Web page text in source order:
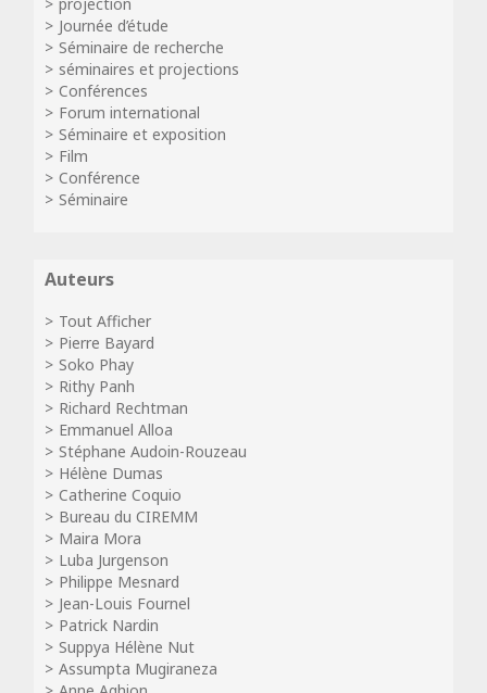
Journée d’étude
Séminaire de recherche
séminaires et projections
Conférences
Forum international
Séminaire et exposition
Film
Conférence
Séminaire
Auteurs
Tout Afficher
Pierre Bayard
Soko Phay
Rithy Panh
Richard Rechtman
Emmanuel Alloa
Stéphane Audoin-Rouzeau
Hélène Dumas
Catherine Coquio
Bureau du CIREMM
Maira Mora
Luba Jurgenson
Philippe Mesnard
Jean-Louis Fournel
Patrick Nardin
Suppya Hélène Nut
Assumpta Mugiraneza